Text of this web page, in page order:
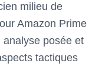
milieu de
Amazon Prime
posée et
tactiques